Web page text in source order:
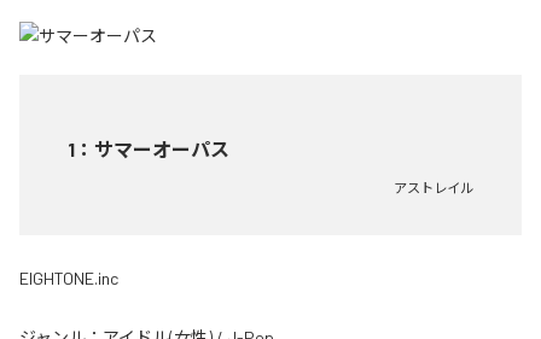
1 ： サマーオーパス
アストレイル
EIGHTONE.inc